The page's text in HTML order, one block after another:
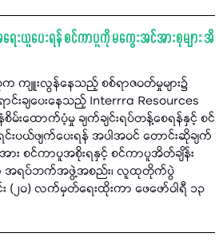
ေးယူပေးရန် စင်ကာပူကို မကွေးအင်အားစုများ အိ
က ကျူးလွန်နေသည့် စစ်ရာဇဝတ်မှုများ၌
းချပေးနေသည့် Interrra Resources
မ်းထောက်ပံ့မှု ချက်ချင်းရပ်တန့်စေရန်နှင့် စင်
းပယ်ဖျက်ပေးရန် အပါအဝင် တောင်းဆိုချက်
ား စင်ကာပူအစိုးရနှင့် စင်ကာပူအိတ်ချိန်း
က် အရပ်ဘက်အဖွဲ့အစည်း၊ လူထုတိုက်ပွဲ
(၂၀) လက်မှတ်ရေးထိုးကာ ဖေဖော်ဝါရီ ၁၃